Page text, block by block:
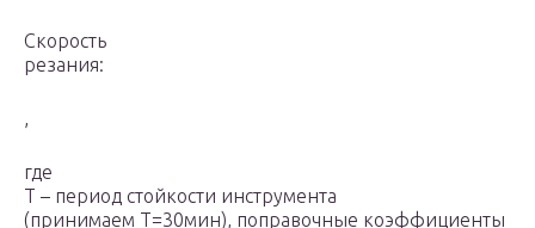
Скорость
резания:
,
где
Т – период стойкости инструмента
(принимаем Т=30мин), поправочные коэффициенты